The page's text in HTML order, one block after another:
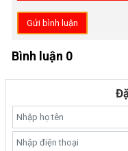
Gửi bình luận
Bình luận 0